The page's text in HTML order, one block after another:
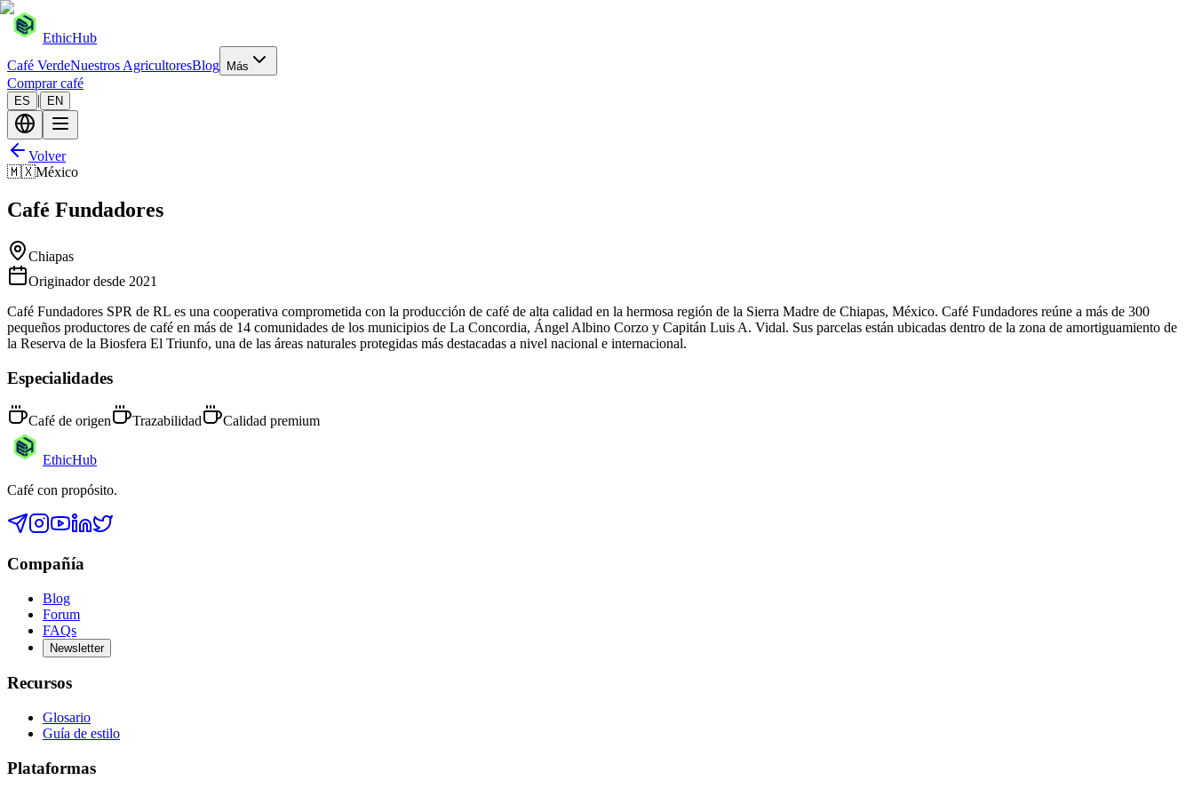
EthicHub
Café VerdeNuestros AgricultoresBlog Más
Comprar café
ES | EN
Volver
🇲🇽México
Café Fundadores
Chiapas
Originador desde 2021
Café Fundadores SPR de RL es una cooperativa comprometida con la producción de café de alta calidad en la hermosa región de la Sierra Madre de Chiapas, México. Café Fundadores reúne a más de 300
pequeños productores de café en más de 14 comunidades de los municipios de La Concordia, Ángel Albino Corzo y Capitán Luis A. Vidal. Sus parcelas están ubicadas dentro de la zona de amortiguamiento de
la Reserva de la Biosfera El Triunfo, una de las áreas naturales protegidas más destacadas a nivel nacional e internacional.
Especialidades
Café de origen Trazabilidad Calidad premium
EthicHub
Café con propósito.
Compañía
Blog
Forum
FAQs
Newsletter
Recursos
Glosario
Guía de estilo
Plataformas